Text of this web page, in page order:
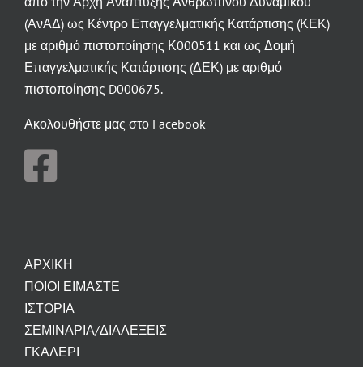
(ΑνΑΔ) ως Κέντρο Επαγγελματικής Κατάρτισης (ΚΕΚ)
με αριθμό πιστοποίησης Κ000511 και ως Δομή
Επαγγελματικής Κατάρτισης (ΔΕΚ) με αριθμό
πιστοποίησης D000675.
Ακολουθήστε μας στο Facebook
ΑΡΧΙΚΗ
ΠΟΙΟΙ ΕΙΜΑΣΤΕ
ΙΣΤΟΡΙΑ
ΣΕΜΙΝΑΡΙΑ/ΔΙΑΛΕΞΕΙΣ
ΓΚΑΛΕΡΙ